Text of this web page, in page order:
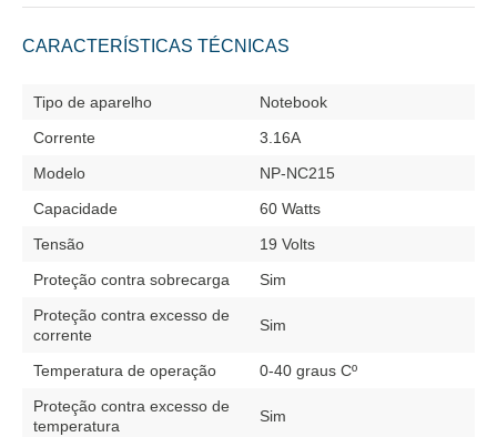
CARACTERÍSTICAS TÉCNICAS
Tipo de aparelho
Notebook
Corrente
3.16A
Modelo
NP-NC215
Capacidade
60 Watts
Tensão
19 Volts
Proteção contra sobrecarga
Sim
Proteção contra excesso de
corrente
Sim
Temperatura de operação
0-40 graus Cº
Proteção contra excesso de
temperatura
Sim